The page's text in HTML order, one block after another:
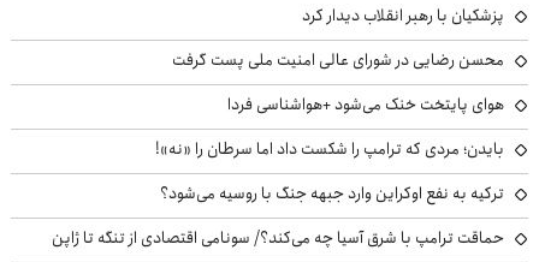
پزشکیان با رهبر انقلاب دیدار کرد
محسن رضایی در شورای عالی امنیت ملی پست گرفت
هوای پایتخت خنک می‌شود +هواشناسی فردا
بایدن؛ مردی که ترامپ را شکست داد اما سرطان را «نه»!
ترکیه به نفع اوکراین وارد جبهه جنگ با روسیه می‌شود؟
حماقت ترامپ با شرق آسیا چه می‌کند؟/ سونامی اقتصادی از تنگه تا ژاپن